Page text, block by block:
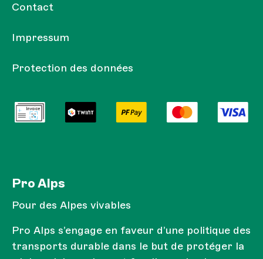
Contact
Impressum
Protection des données
Pro Alps
Pour des Alpes vivables
Pro Alps s’engage en faveur d’une politique des
transports durable dans le but de protéger la